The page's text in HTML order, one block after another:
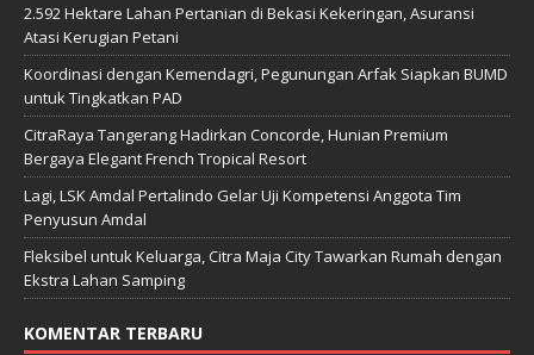
2.592 Hektare Lahan Pertanian di Bekasi Kekeringan, Asuransi
Atasi Kerugian Petani
Koordinasi dengan Kemendagri, Pegunungan Arfak Siapkan BUMD
untuk Tingkatkan PAD
CitraRaya Tangerang Hadirkan Concorde, Hunian Premium
Bergaya Elegant French Tropical Resort
Lagi, LSK Amdal Pertalindo Gelar Uji Kompetensi Anggota Tim
Penyusun Amdal
Fleksibel untuk Keluarga, Citra Maja City Tawarkan Rumah dengan
Ekstra Lahan Samping
KOMENTAR TERBARU